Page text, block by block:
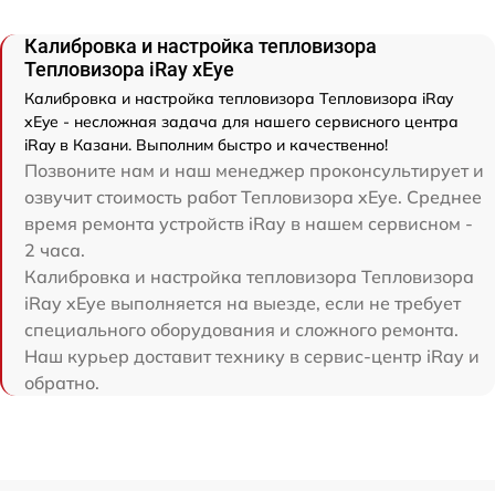
Калибровка и настройка тепловизора
Тепловизора iRay xEye
Калибровка и настройка тепловизора Тепловизора iRay
xEye - несложная задача для нашего сервисного центра
iRay в Казани. Выполним быстро и качественно!
Позвоните нам и наш менеджер проконсультирует и
озвучит стоимость работ Тепловизора xEye. Среднее
время ремонта устройств iRay в нашем сервисном -
2 часа.
Калибровка и настройка тепловизора Тепловизора
iRay xEye выполняется на выезде, если не требует
специального оборудования и сложного ремонта.
Наш курьер доставит технику в сервис-центр iRay и
обратно.